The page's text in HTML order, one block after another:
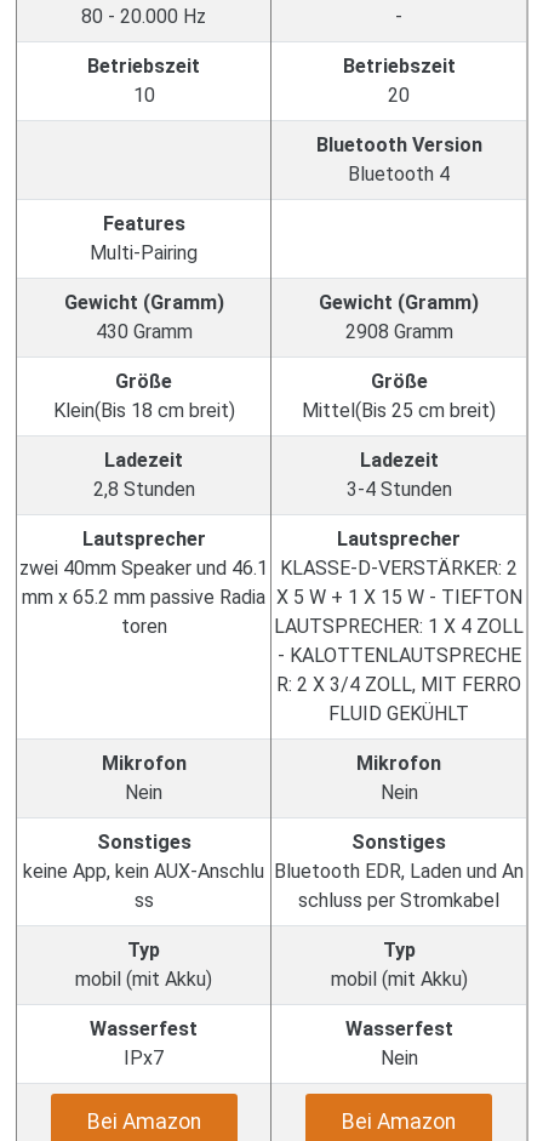
80 - 20.000 Hz
-
Betriebszeit
10
Betriebszeit
20
Bluetooth Version
Bluetooth 4
Features
Multi-Pairing
Gewicht (Gramm)
430 Gramm
Gewicht (Gramm)
2908 Gramm
Größe
Klein(Bis 18 cm breit)
Größe
Mittel(Bis 25 cm breit)
Ladezeit
2,8 Stunden
Ladezeit
3-4 Stunden
Lautsprecher
zwei 40mm Speaker und 46.1
mm x 65.2 mm passive Radia
toren
Lautsprecher
KLASSE-D-VERSTÄRKER: 2
X 5 W + 1 X 15 W - TIEFTON
LAUTSPRECHER: 1 X 4 ZOLL
- KALOTTENLAUTSPRECHE
R: 2 X 3/4 ZOLL, MIT FERRO
FLUID GEKÜHLT
Mikrofon
Nein
Mikrofon
Nein
Sonstiges
keine App, kein AUX-Anschlu
ss
Sonstiges
Bluetooth EDR, Laden und An
schluss per Stromkabel
Typ
mobil (mit Akku)
Typ
mobil (mit Akku)
Wasserfest
IPx7
Wasserfest
Nein
Bei Amazon Bei Amazon